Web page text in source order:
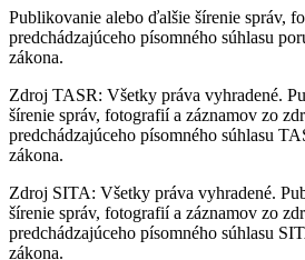
Publikovanie alebo ďalšie šírenie správ,
predchádzajúceho písomného súhlasu
zákona.
Zdroj TASR: Všetky práva vyhradené.
šírenie správ, fotografií a záznamov zo
predchádzajúceho písomného súhlasu
zákona.
Zdroj SITA: Všetky práva vyhradené.
šírenie správ, fotografií a záznamov zo
predchádzajúceho písomného súhlasu
zákona.